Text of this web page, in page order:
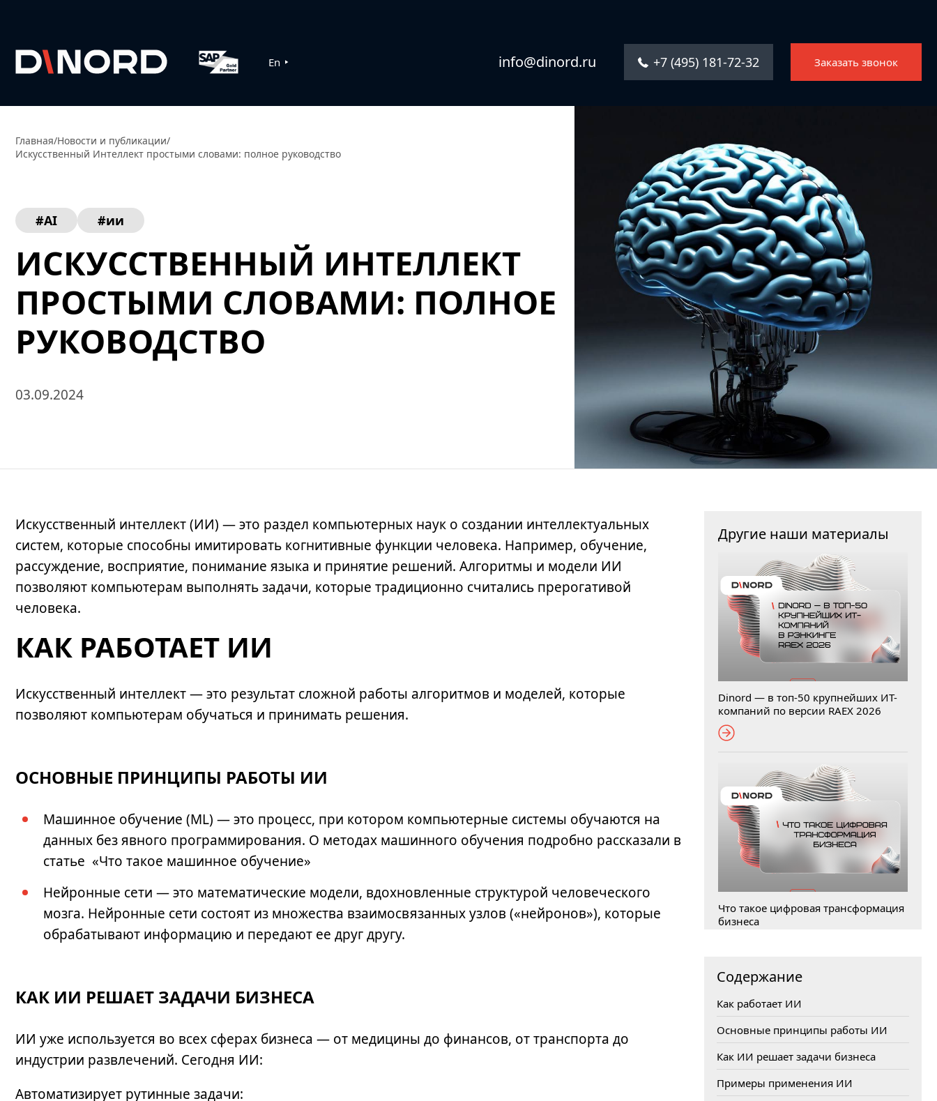
En info@dinord.ru +7 (495) 181-72-32 Заказать звонок
Главная/Новости и публикации/
Искусственный Интеллект простыми словами: полное руководство
#AI #ии
ИСКУССТВЕННЫЙ ИНТЕЛЛЕКТ
ПРОСТЫМИ СЛОВАМИ: ПОЛНОЕ
РУКОВОДСТВО
Другие наши материалы
Dinord — в топ-50 крупнейших ИТ-
компаний по версии RAEX 2026
Что такое цифровая трансформация
бизнеса
03.09.2024
Содержание
Как работает ИИ
Основные принципы работы ИИ
Как ИИ решает задачи бизнеса
Примеры применения ИИ
Искусственный интеллект (ИИ) — это раздел компьютерных наук о создании интеллектуальных
систем, которые способны имитировать когнитивные функции человека. Например, обучение,
рассуждение, восприятие, понимание языка и принятие решений. Алгоритмы и модели ИИ
позволяют компьютерам выполнять задачи, которые традиционно считались прерогативой
человека.
КАК РАБОТАЕТ ИИ
Искусственный интеллект — это результат сложной работы алгоритмов и моделей, которые
позволяют компьютерам обучаться и принимать решения.
ОСНОВНЫЕ ПРИНЦИПЫ РАБОТЫ ИИ
Машинное обучение (ML) — это процесс, при котором компьютерные системы обучаются на
данных без явного программирования. О методах машинного обучения подробно рассказали в
статье «Что такое машинное обучение»
Нейронные сети — это математические модели, вдохновленные структурой человеческого
мозга. Нейронные сети состоят из множества взаимосвязанных узлов («нейронов»), которые
обрабатывают информацию и передают ее друг другу.
КАК ИИ РЕШАЕТ ЗАДАЧИ БИЗНЕСА
ИИ уже используется во всех сферах бизнеса — от медицины до финансов, от транспорта до
индустрии развлечений. Сегодня ИИ:
Автоматизирует рутинные задачи:
Услуги
Решения
Отрасли
О компании
Контакты